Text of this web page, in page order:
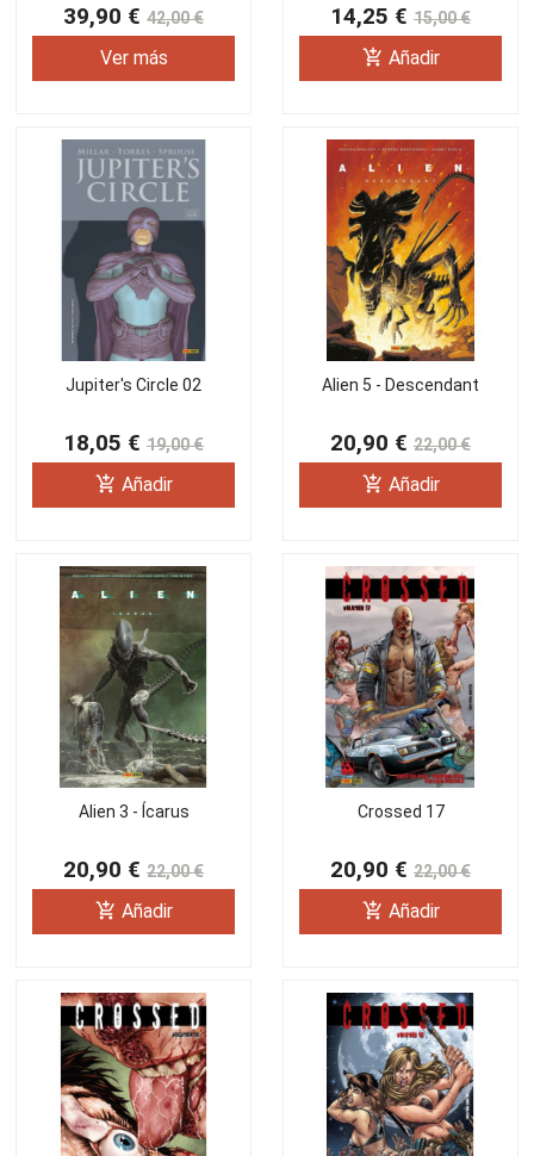
39,90 € 42,00 €
Ver más
14,25 € 15,00 €
add_shopping_cart Añadir
Jupiter's Circle 02
18,05 € 19,00 €
add_shopping_cart Añadir
Alien 5 - Descendant
20,90 € 22,00 €
add_shopping_cart Añadir
Alien 3 - Ícarus
20,90 € 22,00 €
add_shopping_cart Añadir
Crossed 17
20,90 € 22,00 €
add_shopping_cart Añadir